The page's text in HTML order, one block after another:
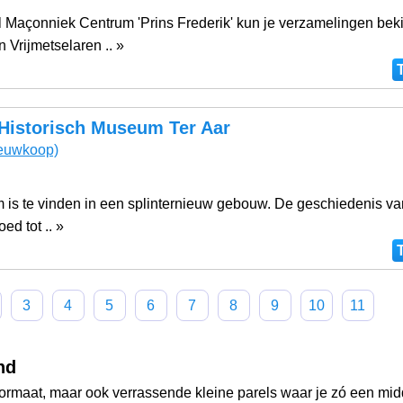
Maçonniek Centrum 'Prins Frederik' kun je verzamelingen
Vrijmetselaren .. »
Museum Ter Aar
is te vinden in een splinternieuw gebouw. De geschiedenis
tot .. »
3 4 5 6 7 8 9 10 11
maar ook verrassende kleine parels waar je zó een